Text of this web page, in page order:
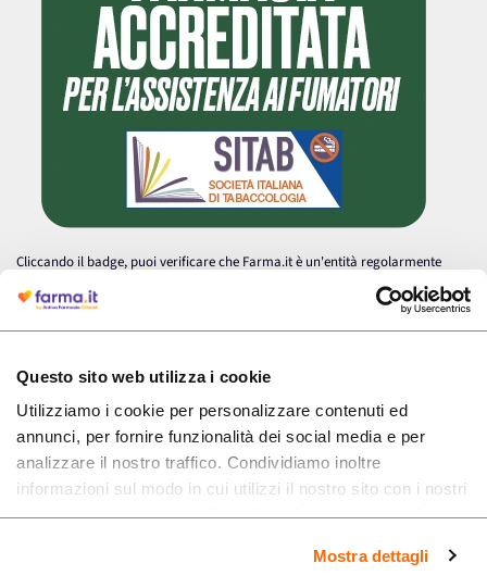
Questo sito web utilizza i cookie
Utilizziamo i cookie per personalizzare contenuti ed
annunci, per fornire funzionalità dei social media e per
analizzare il nostro traffico. Condividiamo inoltre
informazioni sul modo in cui utilizzi il nostro sito con i nostri
partner che si occupano di analisi dei dati web, pubblicità e
informazioni che hai fornito loro o che hanno raccolto dal
Mostra dettagli
Cliccando il badge, puoi verificare che Farma.it è un'entità regolarmente
autorizzata dal Ministero della Salute a effettuare la vendita online di
medicinali.